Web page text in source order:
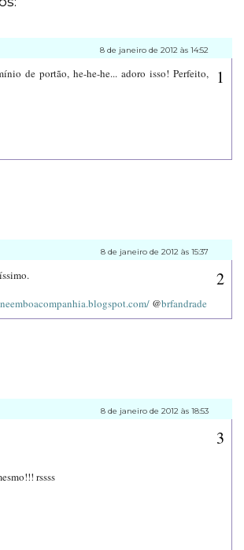
8 de janeiro de 2012 às 14:52
de portão, he-he-he... adoro isso! Perfeito,
8 de janeiro de 2012 às 15:37
@brfandrade
8 de janeiro de 2012 às 18:53
rssss